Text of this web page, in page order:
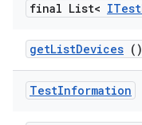
final List< ITest
getListDevices ()
TestInformation